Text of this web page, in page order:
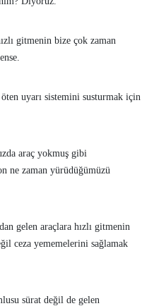
gitmenin bize çok zaman
uyarı sistemini susturmak için
araç yokmuş gibi
ne zaman yürüdüğümüzü
gelen araçlara hızlı gitmenin
ceza yememelerini sağlamak
sürat değil de gelen